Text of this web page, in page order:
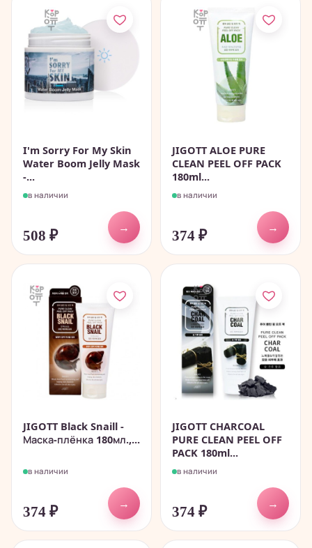
I'm Sorry For My Skin
Water Boom Jelly Mask
-...
в наличии
508 ₽
→
JIGOTT ALOE PURE
CLEAN PEEL OFF PACK
180ml...
в наличии
374 ₽
→
JIGOTT Black Snaill -
Маска-плёнка 180мл.,...
в наличии
374 ₽
→
JIGOTT CHARCOAL
PURE CLEAN PEEL OFF
PACK 180ml...
в наличии
374 ₽
→